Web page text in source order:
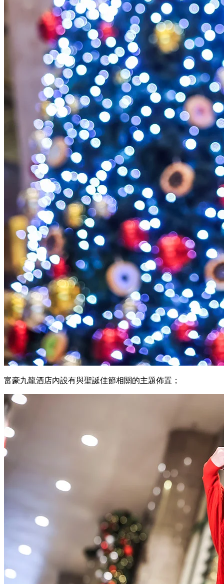
富豪九龍酒店內設有與聖誕佳節相關的主題佈置；